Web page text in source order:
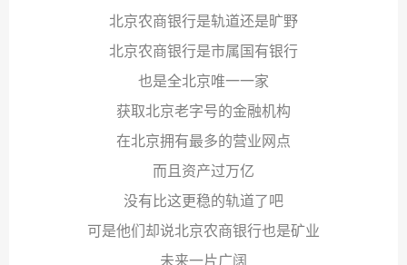
北京农商银行是轨道还是旷野
北京农商银行是市属国有银行
也是全北京唯一一家
获取北京老字号的金融机构
在北京拥有最多的营业网点
而且资产过万亿
没有比这更稳的轨道了吧
可是他们却说北京农商银行也是矿业
未来一片广阔